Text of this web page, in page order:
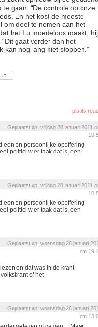
gaan. “De controle op onze
En het kost de meeste
om deel te nemen aan het
het Lu moedeloos maakt, hij
gaat verder dan het
kan nog lang niet stoppen.”
plaats
Geplaatst op: vrijdag 28 januari 2011
een en persoonlijke opoffering
politici wier taak dat is, een
Geplaatst op: vrijdag 28 januari 2011
een en persoonlijke opoffering
politici wier taak dat is, een
Geplaatst op: woensdag 26 januari
om
en dat was in de krant
of het
Geplaatst op: woensdag 26 januari
om